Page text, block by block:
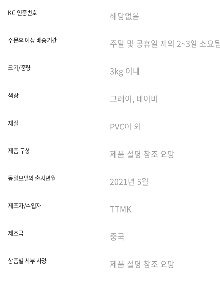
KC 인증번호
주문후 예상 배송기간
크기/중량
색상
재질
제품 구성
동일모델의 출시년월
제조자/수입자
제조국
상품별 세부 사양